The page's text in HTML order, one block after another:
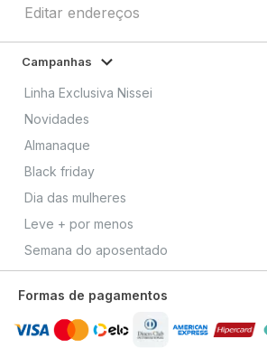
Editar endereços
Campanhas
Linha Exclusiva Nissei
Novidades
Almanaque
Black friday
Dia das mulheres
Leve + por menos
Semana do aposentado
Formas de pagamentos